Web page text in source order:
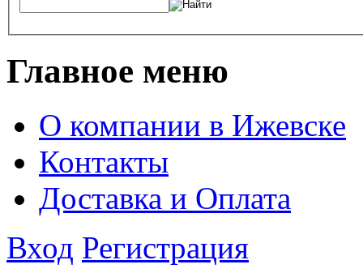
Главное меню
О компании в Ижевске
Контакты
Доставка и Оплата
Вход Регистрация